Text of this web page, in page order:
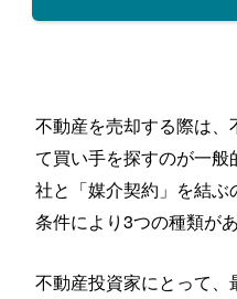
不動産を売却する際は
て買い手を探すのが一
社と「媒介契約」を結
条件により3つの種類があ
不動産投資家にとって、